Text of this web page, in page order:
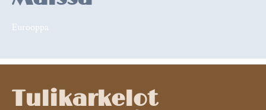
Eurooppa
Tulikarkelot